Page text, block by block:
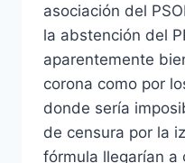
asociación del
la abstención del
aparentemente
corona como por
donde sería
de censura por la
fórmula llegarían a